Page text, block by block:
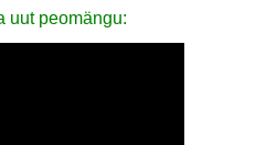
uut peomängu: